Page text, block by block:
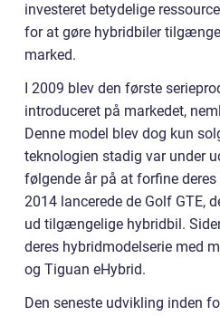
investeret betydelige
for at gøre hybridbiler
marked.
I 2009 blev den første
introduceret på markedet,
Denne model blev dog kun
teknologien stadig var under
følgende år på at forfine
2014 lancerede de Golf GTE,
ud tilgængelige hybridbil.
deres hybridmodelserie med
og Tiguan eHybrid.
Den seneste udvikling inden